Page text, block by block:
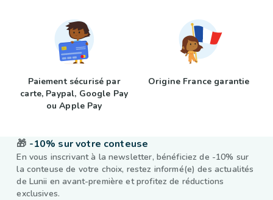
Paiement sécurisé par
carte, Paypal, Google Pay
ou Apple Pay
Origine France garantie
🎁 -10% sur votre conteuse
En vous inscrivant à la newsletter, bénéficiez de -10% sur
la conteuse de votre choix, restez informé(e) des actualités
de Lunii en avant-première et profitez de réductions
exclusives.